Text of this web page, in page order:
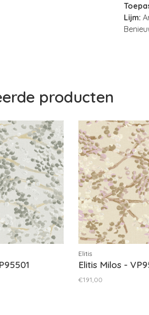
Lijm:
producten
Elitis
Elitis Milos -
€191,00